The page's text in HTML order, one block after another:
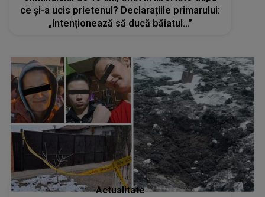
ce și-a ucis prietenul? Declarațiile primarului:
„Intenționează să ducă băiatul...”
Actualitate